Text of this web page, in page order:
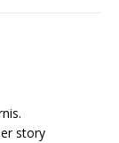
story